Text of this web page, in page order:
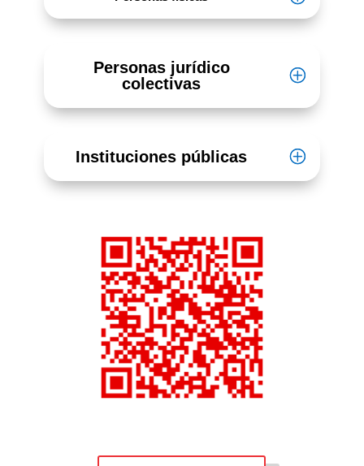
Personas jurídico
colectivas
Instituciones públicas